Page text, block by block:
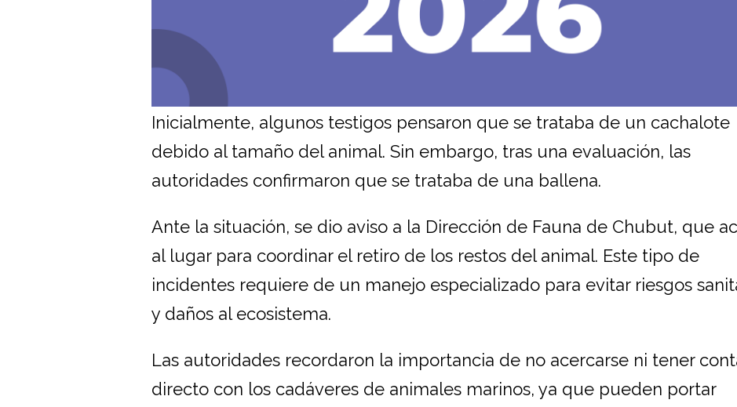
Inicialmente, algunos testigos pensaron que se trataba de un cachalote
debido al tamaño del animal. Sin embargo, tras una evaluación, las
autoridades confirmaron que se trataba de una ballena.
Ante la situación, se dio aviso a la Dirección de Fauna de Chubut, que
al lugar para coordinar el retiro de los restos del animal. Este tipo de
incidentes requiere de un manejo especializado para evitar riesgos
y daños al ecosistema.
Las autoridades recordaron la importancia de no acercarse ni tener
directo con los cadáveres de animales marinos, ya que pueden portar